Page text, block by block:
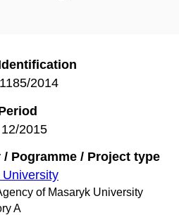
2014
2015
/ Pogramme / Project type
of Masaryk University
A